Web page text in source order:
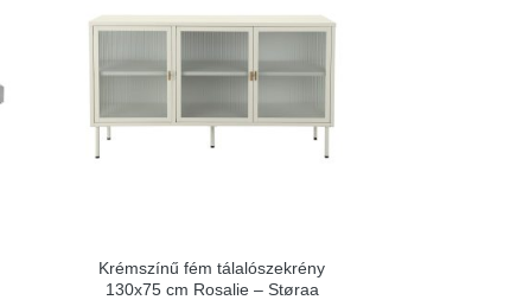
Krémszínű fém tálalószekrény
130x75 cm Rosalie – Støraa